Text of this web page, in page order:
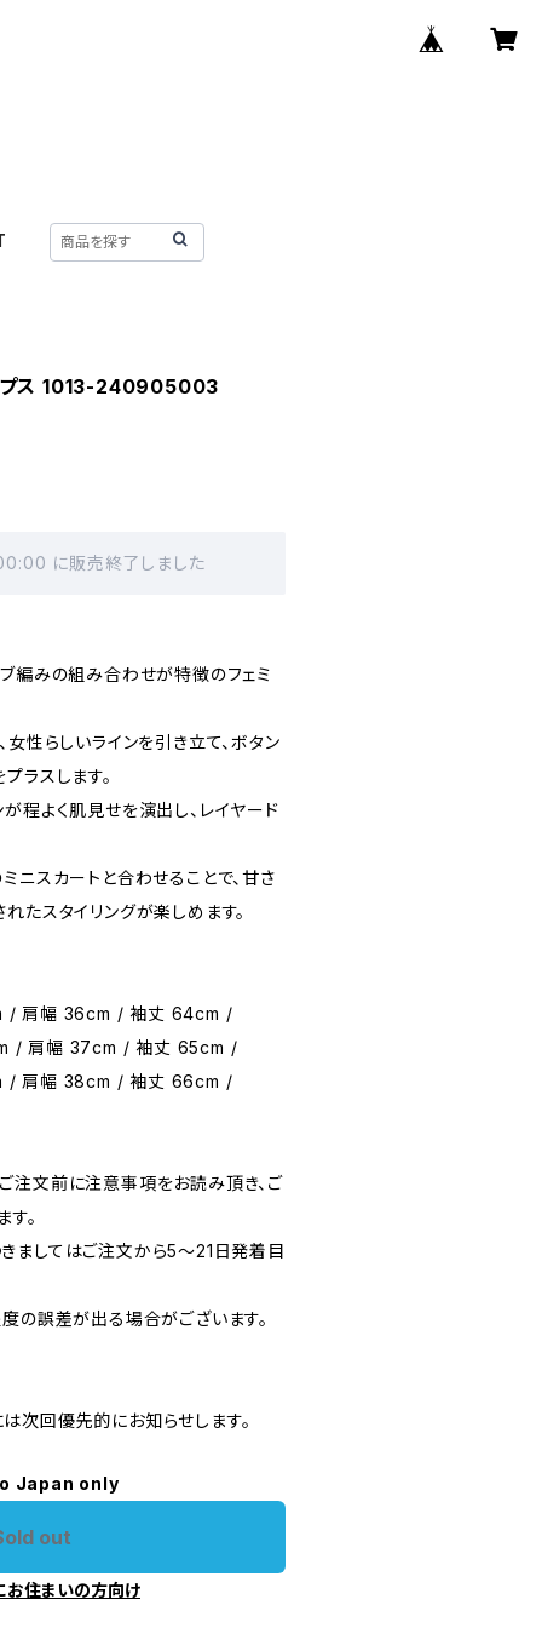
プス 1013-240905003
に販売終了しました
編みの組み合わせが特徴のフェミ
女性らしいラインを引き立て、ボタン
ラスします。
程よく肌見せを演出し、レイヤード
ニスカートと合わせることで、甘さ
たスタイリングが楽しめます。
/ 肩幅 36cm / 袖丈 64cm /
/ 肩幅 37cm / 袖丈 65cm /
/ 肩幅 38cm / 袖丈 66cm /
注文前に注意事項をお読み頂き、ご
。
ましてはご注文から5〜21日発着目
の誤差が出る場合がございます。
次回優先的にお知らせします。
Japan only
out
お住まいの方向け